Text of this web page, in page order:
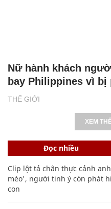
THẾ GIỚI
Nữ hành khách
bay Philippines vì bị
XEM
Đọc nhiều
Clip lột tả chân thực cảnh
mèo', người tinh ý còn phát
con